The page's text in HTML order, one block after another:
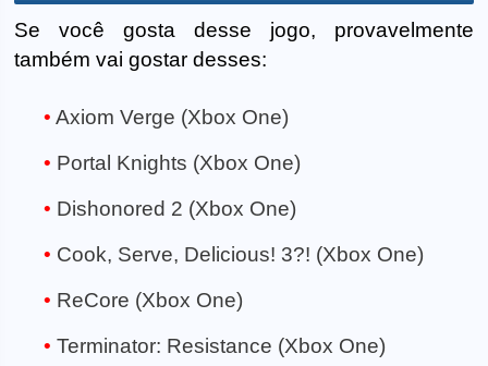
Se você gosta desse jogo, provavelmente
também vai gostar desses:
Axiom Verge (Xbox One)
Portal Knights (Xbox One)
Dishonored 2 (Xbox One)
Cook, Serve, Delicious! 3?! (Xbox One)
ReCore (Xbox One)
Terminator: Resistance (Xbox One)